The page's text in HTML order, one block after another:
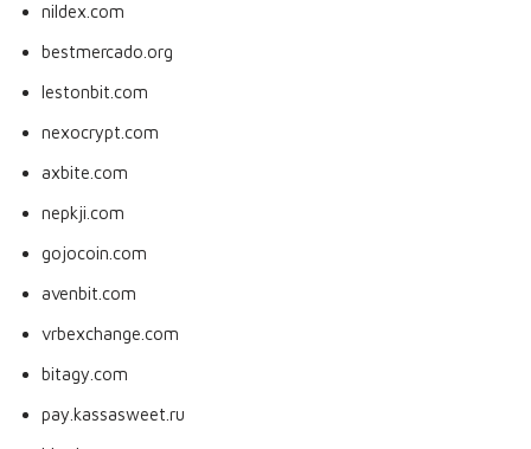
nildex.com
bestmercado.org
lestonbit.com
nexocrypt.com
axbite.com
nepkji.com
gojocoin.com
avenbit.com
vrbexchange.com
bitagy.com
pay.kassasweet.ru